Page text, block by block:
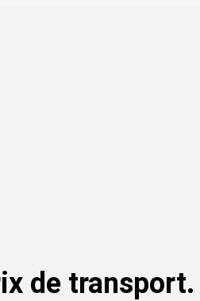
de transport.